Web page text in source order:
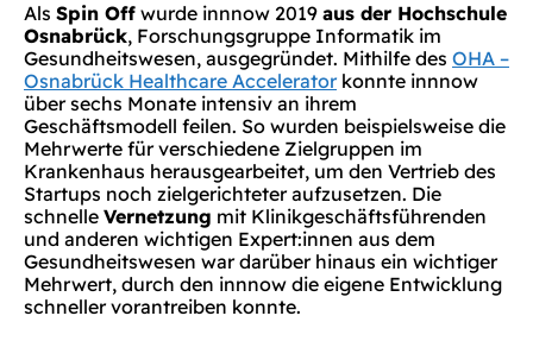
Als Spin Off wurde innnow 2019 aus der Hochschule
Osnabrück, Forschungsgruppe Informatik im
Gesundheitswesen, ausgegründet. Mithilfe des OHA –
Osnabrück Healthcare Acceleratorkonnte innnow
über sechs Monate intensiv an ihrem
Geschäftsmodell feilen. So wurden beispielsweise die
Mehrwerte für verschiedene Zielgruppen im
Krankenhaus herausgearbeitet, um den Vertrieb des
Startups noch zielgerichteter aufzusetzen. Die
schnelle Vernetzung mit Klinikgeschäftsführenden
und anderen wichtigen Expert:innen aus dem
Gesundheitswesen war darüber hinaus ein wichtiger
Mehrwert, durch den innnow die eigene Entwicklung
schneller vorantreiben konnte.